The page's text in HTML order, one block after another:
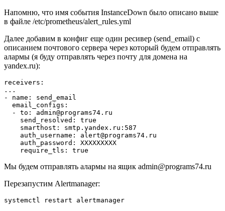
Напомню, что имя события InstanceDown было описано выше
в файле /etc/prometheus/alert_rules.yml
Далее добавим в конфиг еще один ресивер (send_email) с
описанием почтового сервера через который будем отправлять
алармы (я буду отправлять через почту для домена на
yandex.ru):
receivers:
...
- name: send_email
  email_configs:
  - to:
admin@programs74.ru
    send_resolved: true
    smarthost: smtp.yandex.ru:587
    auth_username:
alert@programs74.ru
    auth_password: XXXXXXXXX
Мы будем отправлять алармы на ящик admin@programs74.ru
Перезапустим Alertmanager: